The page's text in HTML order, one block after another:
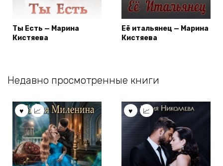
Ты Есть — Марина
Кистяева
Её итальянец — Марина
Кистяева
Недавно просмотренные книги